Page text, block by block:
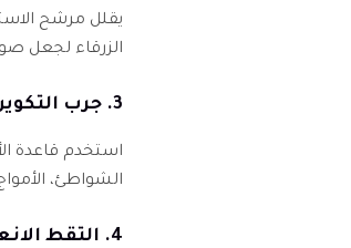
يقلل مرشح
الزرقاء لجعل
3. جرب التكوين
استخدم قاعدة
الشواطئ،
4. التقط الانعكاسات